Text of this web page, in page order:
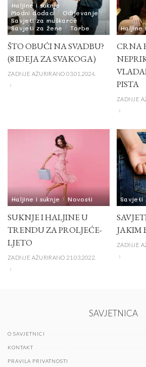
Haljine i suknje
Modni dodaci
Odijevanje
Savjeti za muškarce
Savjeti za žene
Torbe
ŠTO OBUĆI NA SVADBU?
(8 IDEJA ZA SVAKOGA)
ZADNJE AŽURIRANO 03.01.2024.
Haljine
CRNA
PISTA
ZADNJE
Haljine i suknje Novosti
SUKNJE I HALJINE U
TRENDU ZA PROLJEĆE-
LJETO
ZADNJE AŽURIRANO 21.03.2022.
Savjeti
JAKIM
ZADNJE
SAVJETNICA
O SAVJETNICI
KONTAKT
PRAVILA PRIVATNOSTI